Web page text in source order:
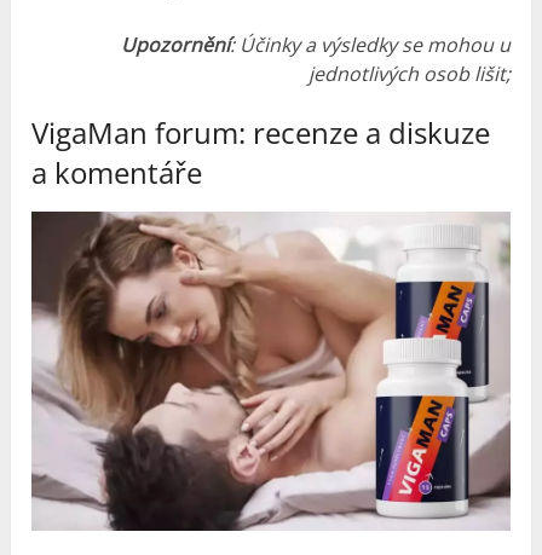
Upozornění: Účinky a výsledky se mohou u
jednotlivých osob lišit;
VigaMan forum: recenze a diskuze
a komentáře